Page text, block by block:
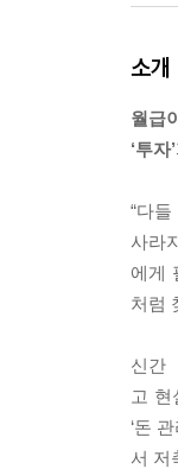
소개
월급
‘투자
“다
사라
에게
처럼
신간
고 현
‘돈
서 저